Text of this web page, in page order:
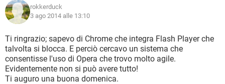
rokkerduck
3 ago 2014 alle 13:10
Ti ringrazio; sapevo di Chrome che integra Flash Player che
talvolta si blocca. E perciò cercavo un sistema che
consentisse l'uso di Opera che trovo molto agile.
Evidentemente non si può avere tutto!
Ti auguro una buona domenica.